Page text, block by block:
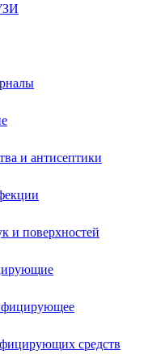
и антисептики
и поверхностей
средств